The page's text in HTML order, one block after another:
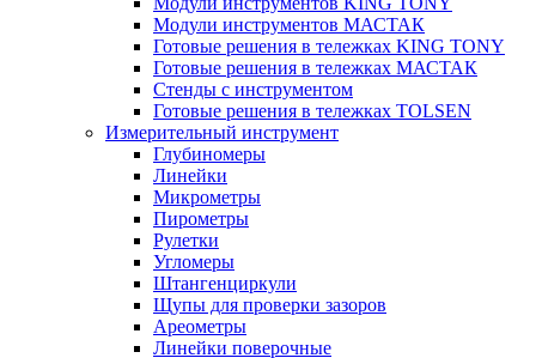
Модули инструментов МАСТАК
Готовые решения в тележках KING TONY
Готовые решения в тележках МАСТАК
Стенды с инструментом
Готовые решения в тележках TOLSEN
Измерительный инструмент
Глубиномеры
Линейки
Микрометры
Пирометры
Рулетки
Угломеры
Штангенциркули
Щупы для проверки зазоров
Ареометры
Линейки поверочные